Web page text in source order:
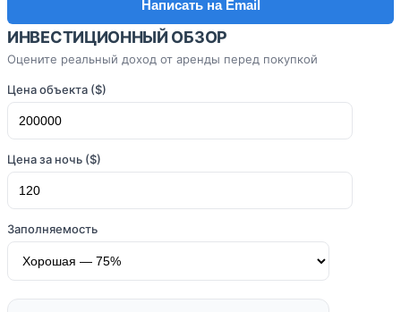
Написать на Email
ИНВЕСТИЦИОННЫЙ ОБЗОР
Оцените реальный доход от аренды перед покупкой
Цена объекта ($)
Цена за ночь ($)
Заполняемость